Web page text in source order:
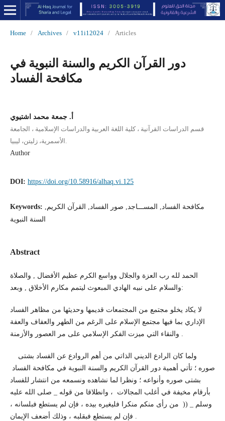
Home / Archives / v11i12024 / Articles
دور القرآن الكريم والسنة النبوية في
مكافحة الفساد
أ. جمعة محمد اشتيوي
قسم الدراسات القرآنية ، كلية اللغة العربية والدراسات الإسلامية ، الجامعة
Author
DOI: https://doi.org/10.58916/alhaq.vi.125
Keywords:
مكافحة الفساد, المســـاجد, صور الفساد, القرآن الكريم,
السنة النبوية
Abstract
الحمد لله رب العزة والجلال وواسع الكرم عظيم الأفضال , والصلاة
والسلام على نبيه الهادي المبعوث ليتمم مكارم الأخلاق , وبعد:
لا يكاد يخلو مجتمع من المجتمعات قديمها وحديثها من مظاهر الفساد
الإداري بما فيها مجتمع الإسلام على الرغم من الطهر والعفاف والعفة
والنقاء التي ميزت الفكر الإسلامي على مر العصور والأزمنة .
صوره ؛ تأتي أهمية دور القرآن الكريم والسنة النبوية في مكافحة الفساد
بشتى صوره وأنواعه ؛ ونظرا لما نشاهده ونسمعه من انتشار للفساد
بأرقام مخيفة في أغلب المجالات ، وانطلاقا من قوله _ صلى الله عليه
وسلم _ (( من رأى منكم منكرا فليغيره بيده ، فإن لم يستطع فبلسانه ،
فإن لم يستطع فبقلبه ، وذلك أضعف الإيمان .